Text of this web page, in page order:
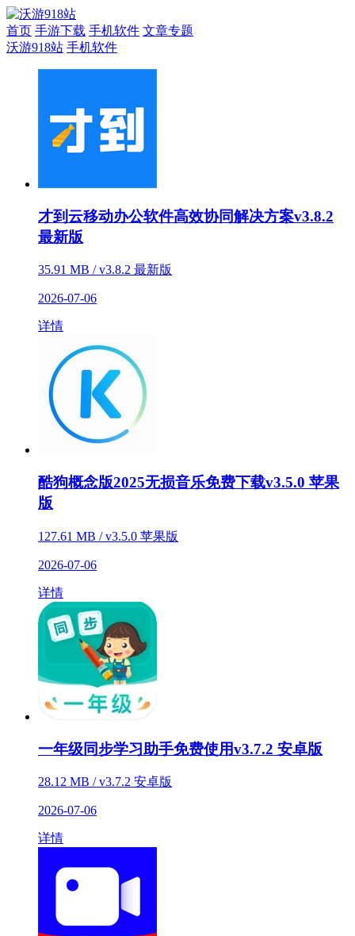
首页 手游下载 手机软件 文章专题
沃游918站 手机软件
才到云移动办公软件高效协同解决方案v3.8.2
最新版
35.91 MB / v3.8.2 最新版
2026-07-06
详情
酷狗概念版2025无损音乐免费下载v3.5.0 苹果
版
127.61 MB / v3.5.0 苹果版
2026-07-06
详情
一年级同步学习助手免费使用v3.7.2 安卓版
28.12 MB / v3.7.2 安卓版
2026-07-06
详情